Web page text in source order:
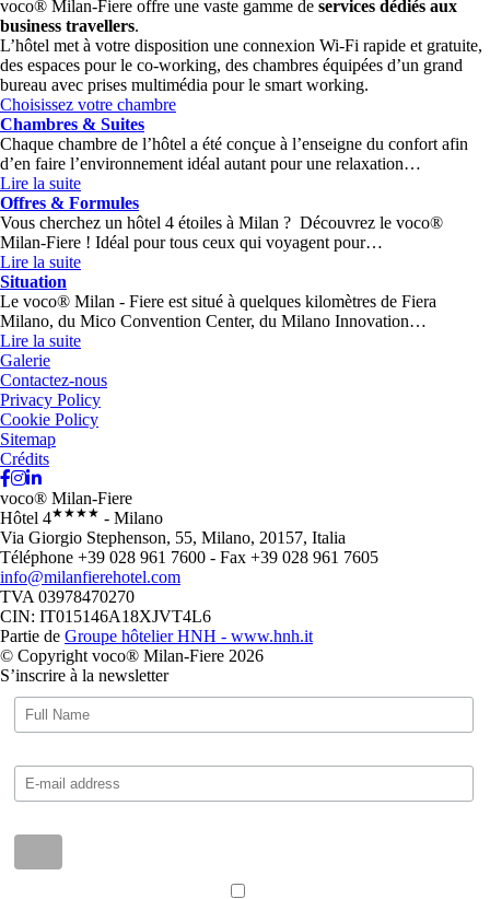
voco® Milan-Fiere offre une vaste gamme de services dédiés aux
business travellers.
L’hôtel met à votre disposition une connexion Wi-Fi rapide et gratuite,
des espaces pour le co-working, des chambres équipées d’un grand
bureau avec prises multimédia pour le smart working.
Choisissez votre chambre
Chambres & Suites
Chaque chambre de l’hôtel a été conçue à l’enseigne du confort afin
d’en faire l’environnement idéal autant pour une relaxation…
Lire la suite
Offres & Formules
Vous cherchez un hôtel 4 étoiles à Milan ? Découvrez le voco®
Milan-Fiere ! Idéal pour tous ceux qui voyagent pour…
Lire la suite
Situation
Le voco® Milan - Fiere est situé à quelques kilomètres de Fiera
Milano, du Mico Convention Center, du Milano Innovation…
Lire la suite
Galerie
Contactez-nous
Privacy Policy
Cookie Policy
Sitemap
Crédits
voco® Milan-Fiere
Hôtel 4★★★★ - Milano
Via Giorgio Stephenson, 55, Milano, 20157, Italia
Téléphone +39 028 961 7600 - Fax +39 028 961 7605
info@milanfierehotel.com
TVA 03978470270
CIN: IT015146A18XJVT4L6
Partie de Groupe hôtelier HNH - www.hnh.it
© Copyright voco® Milan-Fiere 2026
S’inscrire à la newsletter